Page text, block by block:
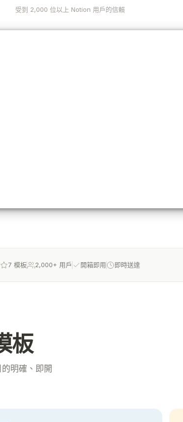
受到 2,000 位以上 Notion 用戶的信賴
7 模板 2,000+ 用戶 開箱即用 即時送達
板
明確、即開